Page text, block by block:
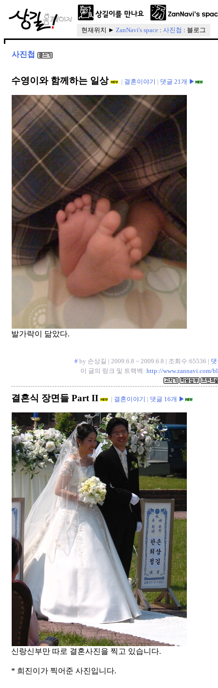
현재위치 ► ZanNavi's space : 사진첩 : 블로그
사진첩
수영이와 함께하는 일상 | 결혼이야기 | 댓글 21개 ▶
발가락이 닮았다.
# by 손상길 | 2009.6.8 ~ 2009.6.8 | 조회수:65536 |
이 글의 링크 및 트랙백: http://www.zannavi.com/
결혼식 장면들 Part II | 결혼이야기 | 댓글 16개 ▶
신랑신부만 따로 결혼사진을 찍고 있습니다.
* 희진이가 찍어준 사진입니다.